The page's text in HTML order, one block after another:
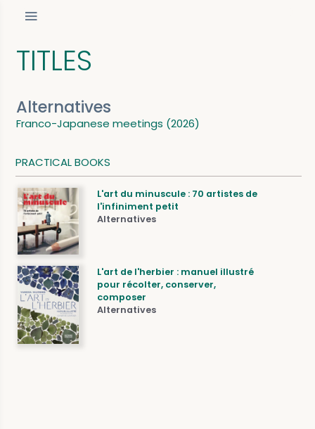
TITLES
Alternatives
Franco-Japanese meetings (2026)
PRACTICAL BOOKS
L'art du minuscule : 70 artistes de
l'infiniment petit
Alternatives
L'art de l'herbier : manuel illustré
pour récolter, conserver,
composer
Alternatives